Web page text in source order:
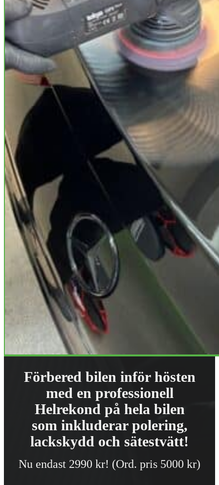
Förbered bilen inför hösten
med en professionell
Helrekond på hela bilen
som inkluderar polering,
lackskydd och sätestvätt!
Nu endast 2990 kr! (Ord. pris 5000 kr)